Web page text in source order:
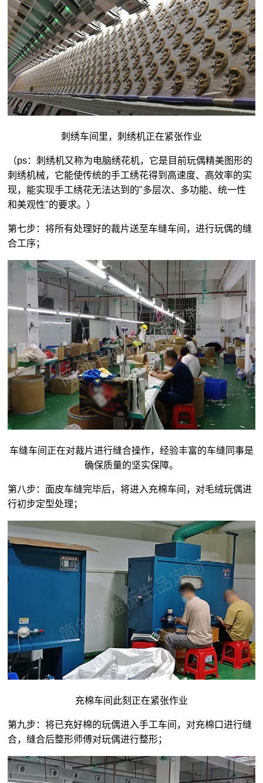
刺绣车间里，刺绣机正在紧张作业
（ps：刺绣机又称为电脑绣花机，它是目前玩偶精美图形的
刺绣机械，它能使传统的手工绣花得到高速度、高效率的实
现，能实现手工绣花无法达到的"多层次、多功能、统一性
和美观性"的要求。）
第七步：将所有处理好的裁片送至车缝车间，进行玩偶的缝
合工序；
车缝车间正在对裁片进行缝合操作，经验丰富的车缝同事是
确保质量的坚实保障。
第八步：面皮车缝完毕后，将进入充棉车间，对毛绒玩偶进
行初步定型处理；
充棉车间此刻正在紧张作业
第九步：将已充好棉的玩偶进入手工车间，对充棉口进行缝
合，缝合后整形师傅对玩偶进行整形；